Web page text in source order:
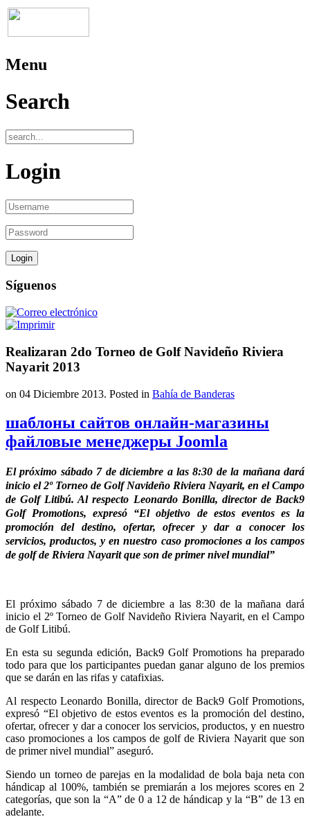
Menu
Search
Login
Síguenos
Realizaran 2do Torneo de Golf Navideño Riviera
Nayarit 2013
on 04 Diciembre 2013. Posted in Bahía de Banderas
шаблоны сайтов онлайн-магазины
файловые менеджеры Joomla
El próximo sábado 7 de diciembre a las 8:30 de la mañana dará
inicio el 2º Torneo de Golf Navideño Riviera Nayarit, en el Campo
de Golf Litibú. Al respecto Leonardo Bonilla, director de Back9
Golf Promotions, expresó “El objetivo de estos eventos es la
promoción del destino, ofertar, ofrecer y dar a conocer los
servicios, productos, y en nuestro caso promociones a los campos
de golf de Riviera Nayarit que son de primer nivel mundial”
El próximo sábado 7 de diciembre a las 8:30 de la mañana dará
inicio el 2º Torneo de Golf Navideño Riviera Nayarit, en el Campo
de Golf Litibú.
En esta su segunda edición, Back9 Golf Promotions ha preparado
todo para que los participantes puedan ganar alguno de los premios
que se darán en las rifas y catafixias.
Al respecto Leonardo Bonilla, director de Back9 Golf Promotions,
expresó “El objetivo de estos eventos es la promoción del destino,
ofertar, ofrecer y dar a conocer los servicios, productos, y en nuestro
caso promociones a los campos de golf de Riviera Nayarit que son
de primer nivel mundial” aseguró.
Siendo un torneo de parejas en la modalidad de bola baja neta con
hándicap al 100%, también se premiarán a los mejores scores en 2
categorías, que son la “A” de 0 a 12 de hándicap y la “B” de 13 en
adelante.